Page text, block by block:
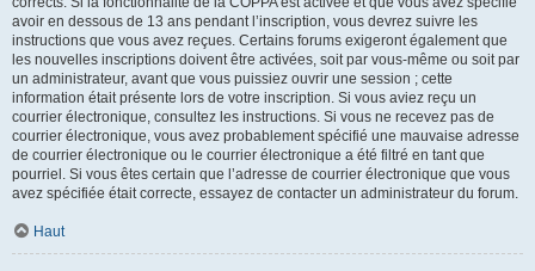
avoir en dessous de 13 ans pendant l’inscription, vous devrez suivre les
instructions que vous avez reçues. Certains forums exigeront également que
les nouvelles inscriptions doivent être activées, soit par vous-même ou soit par
un administrateur, avant que vous puissiez ouvrir une session ; cette
information était présente lors de votre inscription. Si vous aviez reçu un
courrier électronique, consultez les instructions. Si vous ne recevez pas de
courrier électronique, vous avez probablement spécifié une mauvaise adresse
de courrier électronique ou le courrier électronique a été filtré en tant que
pourriel. Si vous êtes certain que l’adresse de courrier électronique que vous
avez spécifiée était correcte, essayez de contacter un administrateur du forum.
Haut